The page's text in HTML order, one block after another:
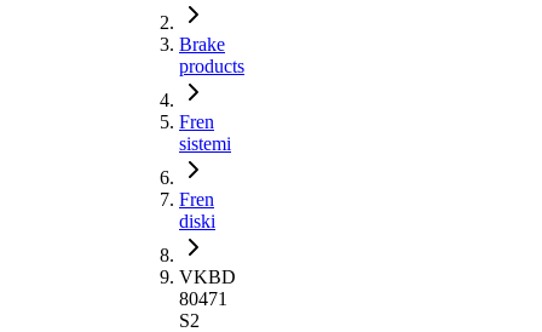
Brake
products
Fren
sistemi
Fren
diski
VKBD
80471
S2